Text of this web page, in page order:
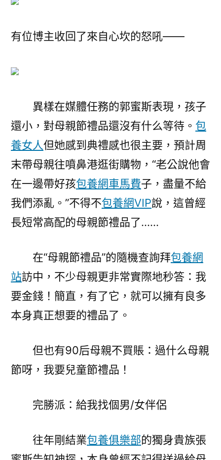
有位博主收回了來自心坎的怒吼——
異樣在媒體任務的郭蜜斯表現，孩子
還小，對母親節禮品還沒有什么等待。 包
養女人但她感到典禮感也很主要，預計周
末帶母親往噴鼻港逛街購物，“老公說他會
在一邊帶好孩包養網車馬費子，盡量不給
我們添亂。”不得不包養網VIP說，這曾經
長短常高配的母親節禮品了……
在“母親節禮品”的隨機查詢拜包養網
站訪中，不少母親更非常實際地秒答：我
要金錢！簡直，有了它，就可以擁有良多
本身真正想要的禮品了。
但也有90后母親不買賬：過什么母親
節呀，我要兒童節禮品！
完勝派：給我找個男/女伴侶
往年剛結業包養俱樂部的獨身貴族張